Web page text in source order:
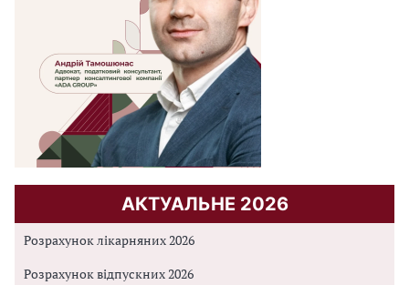
АКТУАЛЬНЕ 2026
Розрахунок лікарняних 2026
Розрахунок відпускних 2026